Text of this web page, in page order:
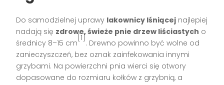
Do samodzielnej uprawy lakownicy lśniącej najlepiej
nadają się zdrowe, świeże pnie drzew liściastych o
średnicy 8–15 cm
[1]
. Drewno powinno być wolne od
zanieczyszczeń, bez oznak zainfekowania innymi
grzybami. Na powierzchni pnia wierci się otwory
dopasowane do rozmiaru kołków z grzybnią, a